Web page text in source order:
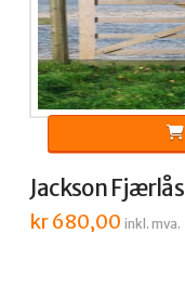
Jackson Fjærlås
kr680,00 inkl. mva.